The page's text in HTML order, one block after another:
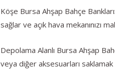
Köşe Bursa Ahşap Bahçe
sağlar ve açık hava mekanınızı
Depolama Alanlı Bursa Ahşap
veya diğer aksesuarları saklamak